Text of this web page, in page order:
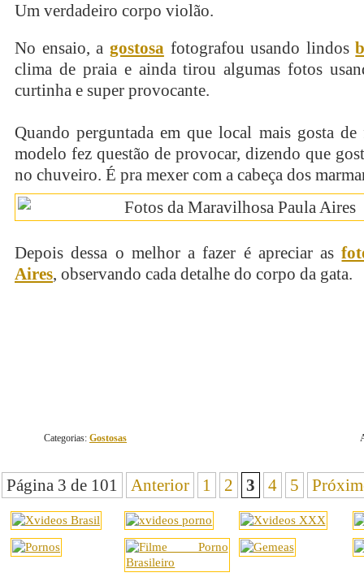
Um verdadeiro corpo violão.
No ensaio, a gostosafotografou usando lindos
clima de praia e ainda tirou algumas fotos
curtinha e super provocante.
Quando perguntada em que local mais gosta
modelo fez questão de provocar, dizendo que
no chuveiro. É pra mexer com a cabeça dos
Depois dessa o melhor a fazer é apreciar as
Aires, observando cada detalhe do corpo da gata.
Categorias: Gostosas
Página 3 de 101 Anterior 1 2 3 4 5